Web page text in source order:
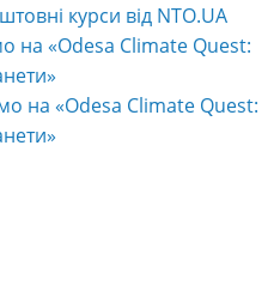
курси від NTO.UA
на «Odesa Climate Quest:
на «Odesa Climate Quest: